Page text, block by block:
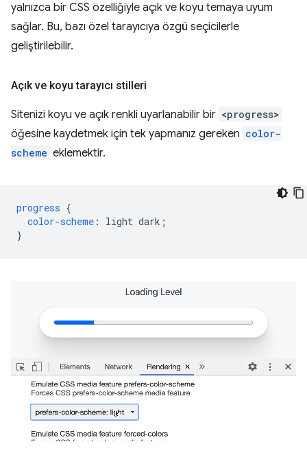
yalnızca bir CSS özelliğiyle açık ve koyu temaya uyum
sağlar. Bu, bazı özel tarayıcıya özgü seçicilerle
geliştirilebilir.
Açık ve koyu tarayıcı stilleri
Sitenizi koyu ve açık renkli uyarlanabilir bir <progress>
öğesine kaydetmek için tek yapmanız gereken color-
scheme eklemektir.
progress {
color-scheme : light dark ;
}